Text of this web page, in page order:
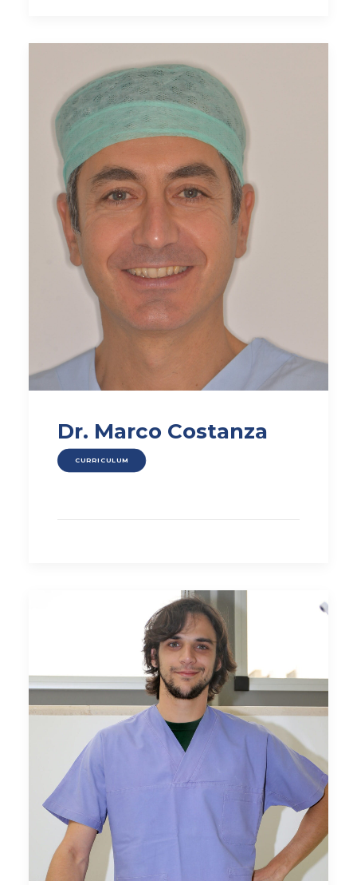
Dr. Marco Costanza
CURRICULUM